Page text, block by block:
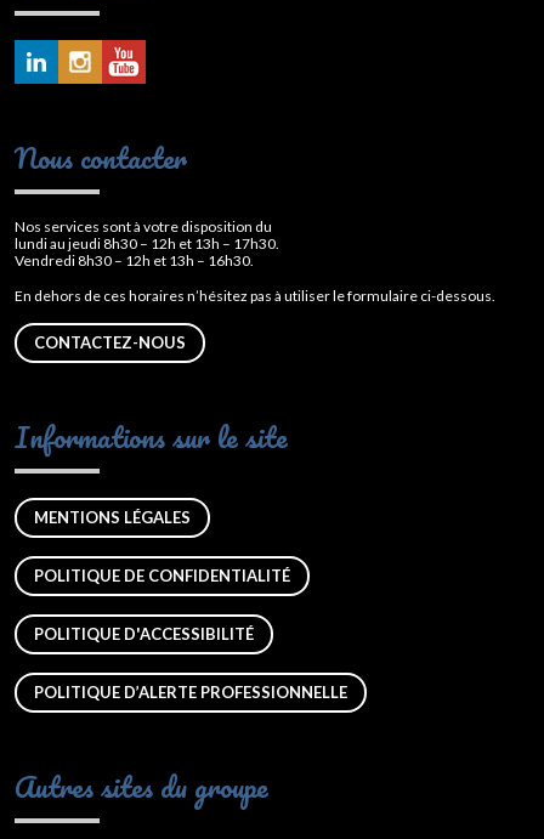
Nous contacter
Nos services sont à votre disposition du
lundi au jeudi 8h30 – 12h et 13h – 17h30.
Vendredi 8h30 – 12h et 13h – 16h30.
En dehors de ces horaires n’hésitez pas à utiliser le formulaire ci-dessous.
CONTACTEZ-NOUS
Informations sur le site
MENTIONS LÉGALES
POLITIQUE DE CONFIDENTIALITÉ
POLITIQUE D'ACCESSIBILITÉ
POLITIQUE D’ALERTE PROFESSIONNELLE
Autres sites du groupe